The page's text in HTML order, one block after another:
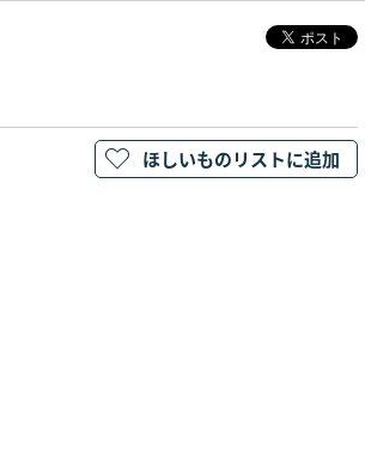
ほしいものリストに追加